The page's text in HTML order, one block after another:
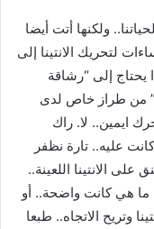
ولكنها أتت أيضا
لتحريك الانتينا إلى
يحتاج إلى “رشاقة
من طراز خاص لدى
ايمين.. لا. راك
عليه.. تارة نظفر
الانتينا اللعينة..
ما هي كانت واضحة.. أو
وتريح الاتجاه.. طبعا